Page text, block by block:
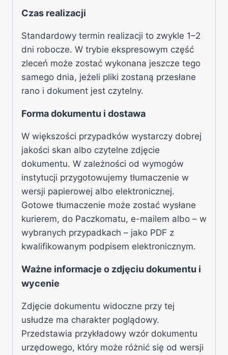
Czas realizacji
Standardowy termin realizacji to zwykle 1–2
dni robocze. W trybie ekspresowym część
zleceń może zostać wykonana jeszcze tego
samego dnia, jeżeli pliki zostaną przesłane
rano i dokument jest czytelny.
Forma dokumentu i dostawa
W większości przypadków wystarczy dobrej
jakości skan albo czytelne zdjęcie
dokumentu. W zależności od wymogów
instytucji przygotowujemy tłumaczenie w
wersji papierowej albo elektronicznej.
Gotowe tłumaczenie może zostać wysłane
kurierem, do Paczkomatu, e-mailem albo – w
wybranych przypadkach – jako PDF z
kwalifikowanym podpisem elektronicznym.
Ważne informacje o zdjęciu dokumentu i
wycenie
Zdjęcie dokumentu widoczne przy tej
usłudze ma charakter poglądowy.
Przedstawia przykładowy wzór dokumentu
urzędowego, który może różnić się od wersji